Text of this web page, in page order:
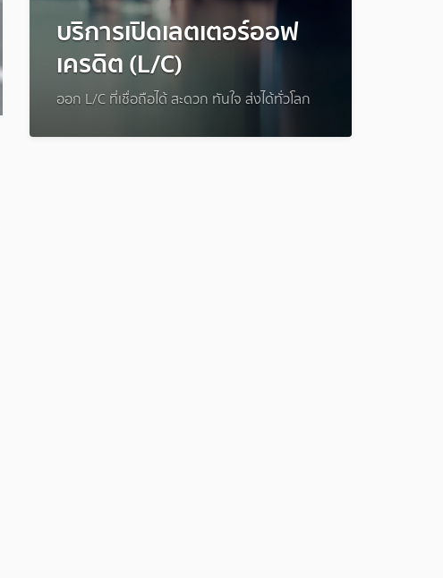
บริการเปิดเลตเตอร์ออฟ
เครดิต (L/C)
ออก L/C ที่เชื่อถือได้ สะดวก ทันใจ ส่งได้ทั่วโลก